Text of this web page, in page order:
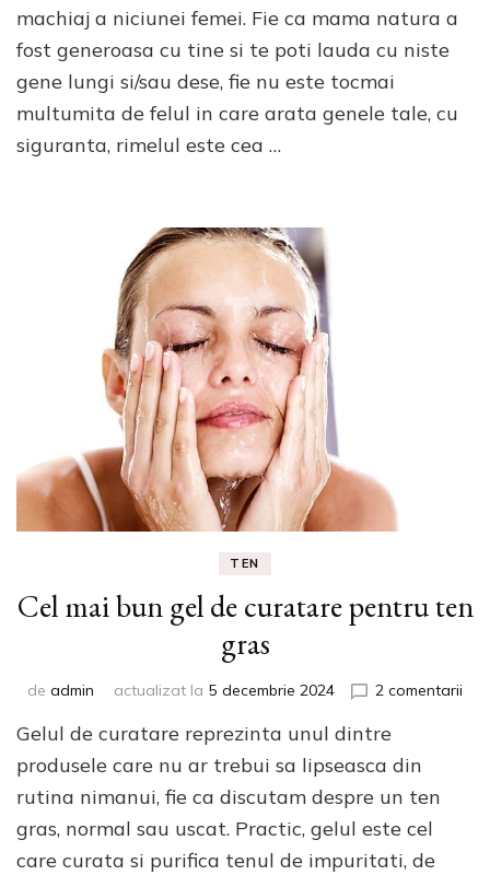
pentru
orice
machiaj a niciunei femei. Fie ca mama natura a
fost generoasa cu tine si te poti lauda cu niste
gene lungi si/sau dese, fie nu este tocmai
multumita de felul in care arata genele tale, cu
siguranta, rimelul este cea …
TEN
Cel mai bun gel de curatare pentru ten
gras
de admin actualizat la 5 decembrie 2024 2 comentarii
Gelul de curatare reprezinta unul dintre
produsele care nu ar trebui sa lipseasca din
rutina nimanui, fie ca discutam despre un ten
gras, normal sau uscat. Practic, gelul este cel
care curata si purifica tenul de impuritati, de